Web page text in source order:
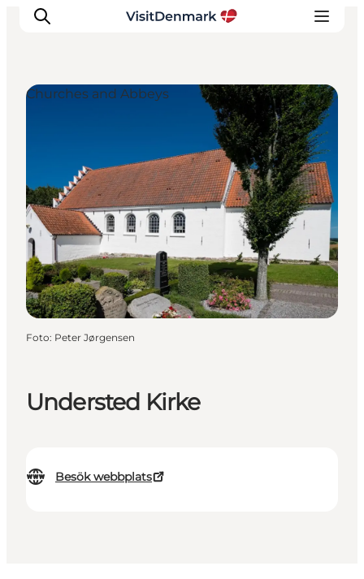
Resmål
Aktiviteter
Övernatta
Planera resan
Understed Kirke
Besök webbplats
Churches and Abbeys
Foto: Peter Jørgensen